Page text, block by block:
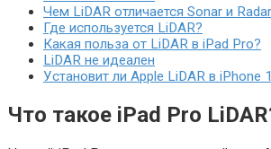
Чем LiDAR отличается Sonar и Radar
Где используется LiDAR?
Какая польза от LiDAR в iPad Pro?
LiDAR не идеален
Установит ли Apple LiDAR в iPhone
Что такое iPad Pro